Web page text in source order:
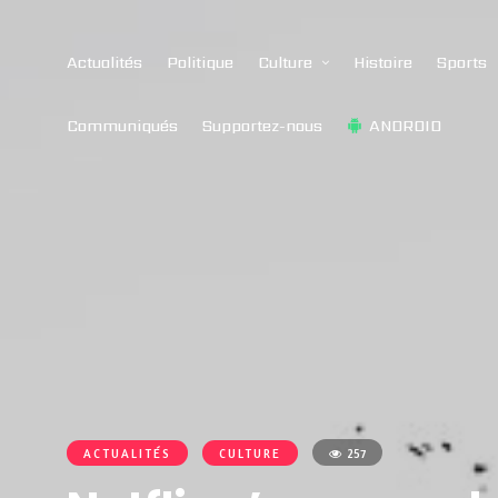
Actualités Politique Culture Histoire Sports
Communiqués Supportez-nous ANDROID
ACTUALITÉS CULTURE 257